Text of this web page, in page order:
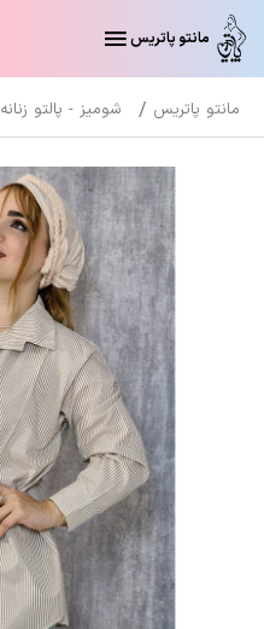
مانتو پاتریس
مانتو پاتریس شومیز - پالتو زنانه